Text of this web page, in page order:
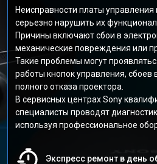
Неисправности платы управления
серьезно нарушить их
Причины включают сбои в
механические повреждения или
Такие проблемы могут
работы кнопок управления, сбоев
полного отказа проектора.
В сервисных центрах Sony
специалисты проводят
используя профессиональное
Экспресс ремонт в день